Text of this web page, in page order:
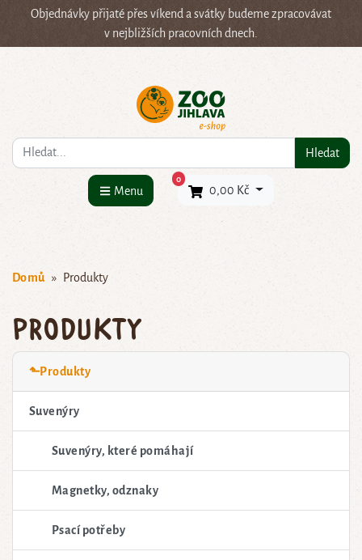
Objednávky přijaté přes víkend a svátky budeme zpracovávat
v nejbližších pracovních dnech.
Co hledáte? Hledat
Menu
0×
0,00 Kč
Domů Produkty
Produkty
⬑Produkty
Suvenýry
Suvenýry, které pomáhají
Magnetky, odznaky
Psací potřeby